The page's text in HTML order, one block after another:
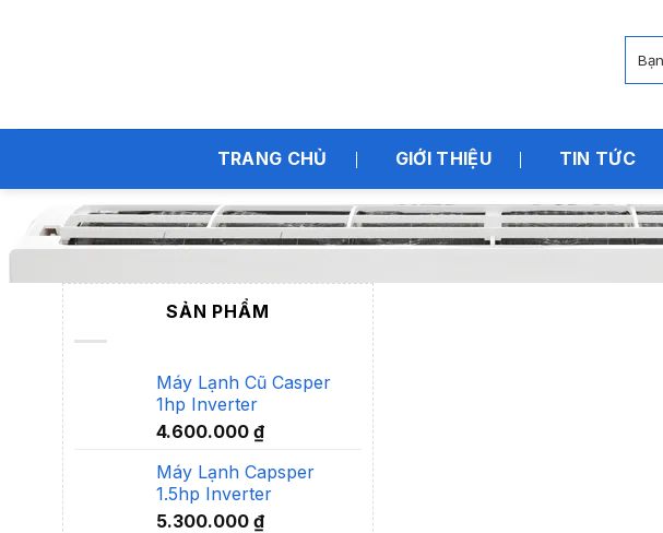
kiếm:
TRANG CHỦ GIỚI THIỆU TIN TỨC
Trang chủ / Máy Lạnh Cũ / Máy lạnh cũ Daikin
SẢN PHẨM
Máy Lạnh Cũ Casper
1hp Inverter
4.600.000 ₫
Máy Lạnh Capsper
1.5hp Inverter
5.300.000 ₫